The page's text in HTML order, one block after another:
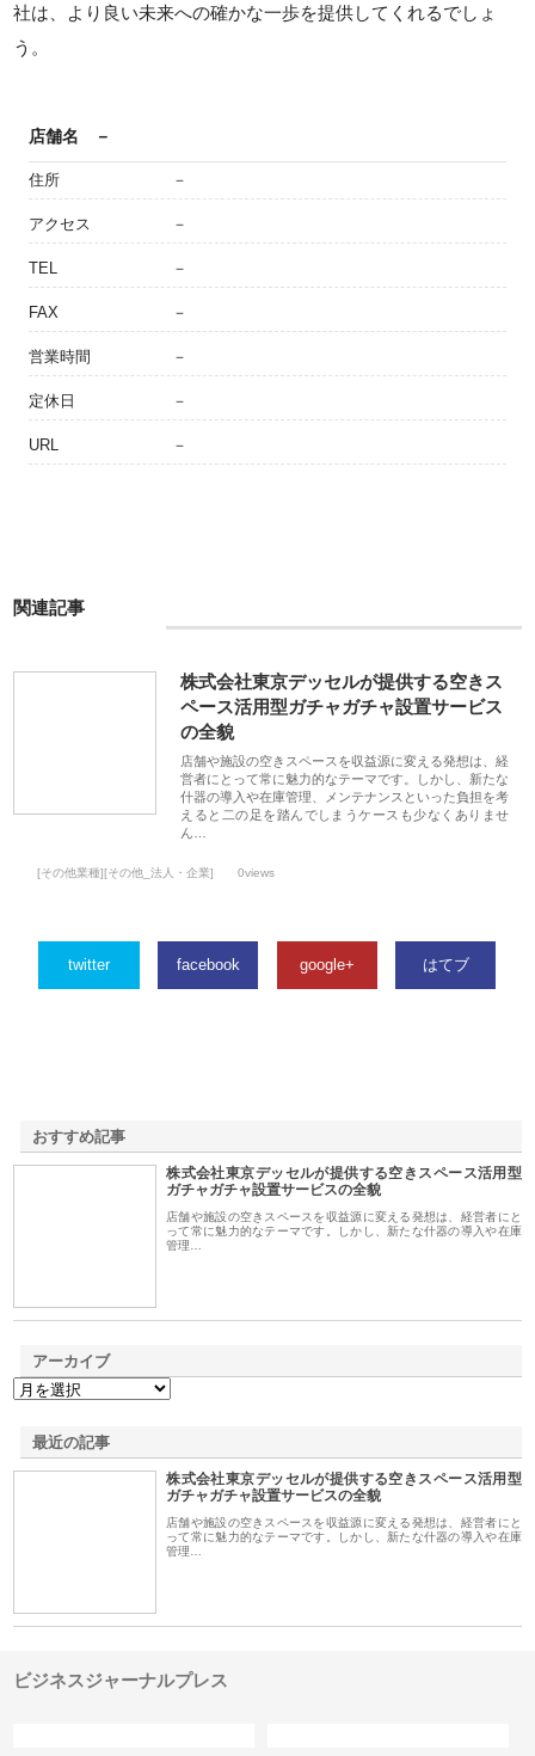
社は、より良い未来への確かな一歩を提供してくれるでしょ
う。
店舗名 －
住所 －
アクセス －
TEL －
FAX －
営業時間 －
定休日 －
URL －
関連記事
株式会社東京デッセルが提供する空きス
ペース活用型ガチャガチャ設置サービス
の全貌
店舗や施設の空きスペースを収益源に変える発想は、経
営者にとって常に魅力的なテーマです。しかし、新たな
什器の導入や在庫管理、メンテナンスといった負担を考
えると二の足を踏んでしまうケースも少なくありませ
ん…
[その他業種][その他_法人・企業] 0views
twitter facebook google+ はてブ
おすすめ記事
株式会社東京デッセルが提供する空きスペース活用型
ガチャガチャ設置サービスの全貌
店舗や施設の空きスペースを収益源に変える発想は、経営者にと
って常に魅力的なテーマです。しかし、新たな什器の導入や在庫
管理…
アーカイブ
最近の記事
株式会社東京デッセルが提供する空きスペース活用型
ガチャガチャ設置サービスの全貌
店舗や施設の空きスペースを収益源に変える発想は、経営者にと
って常に魅力的なテーマです。しかし、新たな什器の導入や在庫
管理…
ビジネスジャーナルプレス